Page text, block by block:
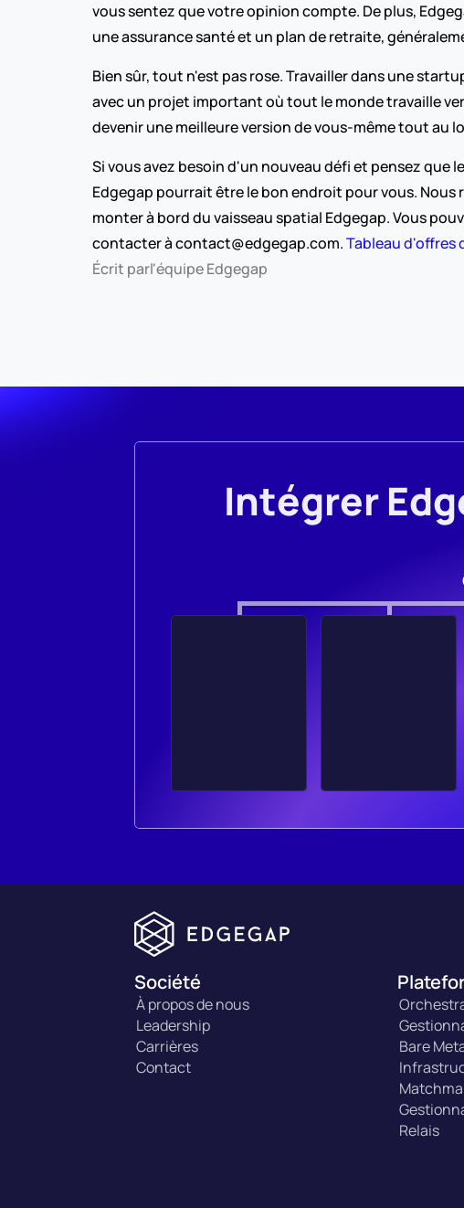
vous sentez que votre opinion compte. De plus,
une assurance santé et un plan de retraite,
Bien sûr, tout n'est pas rose. Travailler dans une
avec un projet important où tout le monde travaille
devenir une meilleure version de vous-même tout au
Si vous avez besoin d'un nouveau défi et pensez
Edgegap pourrait être le bon endroit pour vous.
monter à bord du vaisseau spatial Edgegap. Vous
contacter à contact@edgegap.com. Tableau d'offres
Écrit parl'équipe Edgegap
Intégrer
Société
À propos de nous
Leadership
Carrières
Contact
Bare
Relais